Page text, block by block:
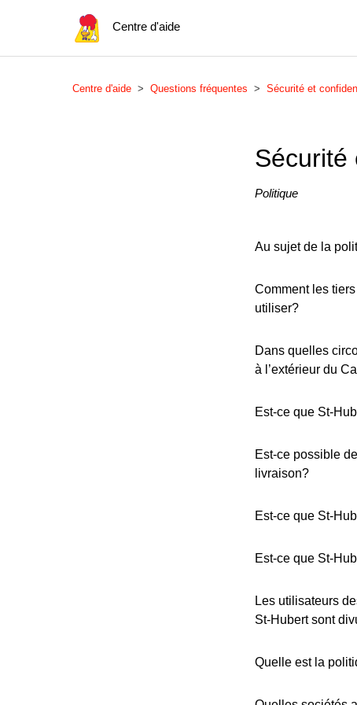
Centre d'aide
Centre d'aide Questions fréquentes Sécurité et
Sécurité
Politique
Au sujet de la
Comment les
utiliser?
Dans quelles
à l’extérieur du
Est-ce que St-
Est-ce possible
livraison?
Est-ce que St-
Est-ce que St-
Les utilisateurs
St-Hubert sont
Quelle est la